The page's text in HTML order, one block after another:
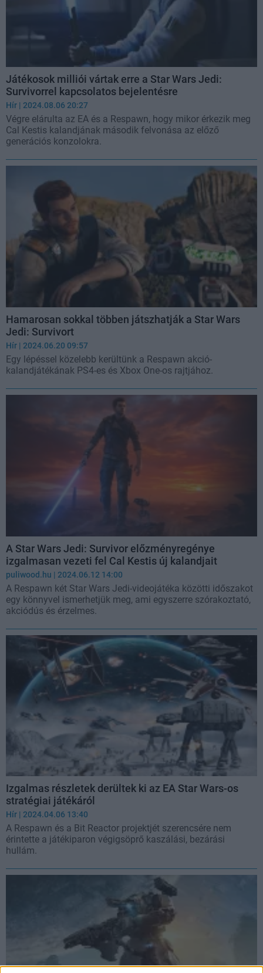
Játékosok milliói vártak erre a Star Wars Jedi:
Survivorrel kapcsolatos bejelentésre
Hír | 2024.08.06 20:27
Végre elárulta az EA és a Respawn, hogy mikor érkezik meg
Cal Kestis kalandjának második felvonása az előző
generációs konzolokra.
Hamarosan sokkal többen játszhatják a Star Wars
Jedi: Survivort
Hír | 2024.06.20 09:57
Egy lépéssel közelebb kerültünk a Respawn akció-
kalandjátékának PS4-es és Xbox One-os rajtjához.
A Star Wars Jedi: Survivor előzményregénye
izgalmasan vezeti fel Cal Kestis új kalandjait
puliwood.hu | 2024.06.12 14:00
A Respawn két Star Wars Jedi-videojátéka közötti időszakot
egy könnyvel ismerhetjük meg, ami egyszerre szórakoztató,
akciódús és érzelmes.
Izgalmas részletek derültek ki az EA Star Wars-os
stratégiai játékáról
Hír | 2024.04.06 13:40
A Respawn és a Bit Reactor projektjét szerencsére nem
érintette a játékiparon végigsöprő kaszálási, bezárási
hullám.